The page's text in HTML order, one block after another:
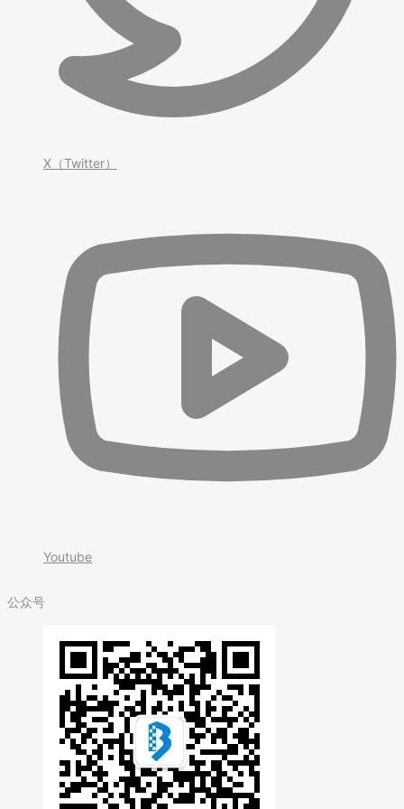
X（Twitter）
Youtube
公众号